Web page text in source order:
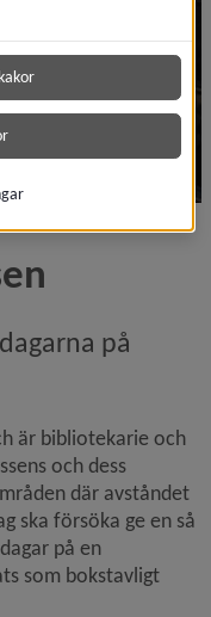
på
är bibliotekarie och
och dess
där avståndet
ska försöka ge en så
på en
som bokstavligt